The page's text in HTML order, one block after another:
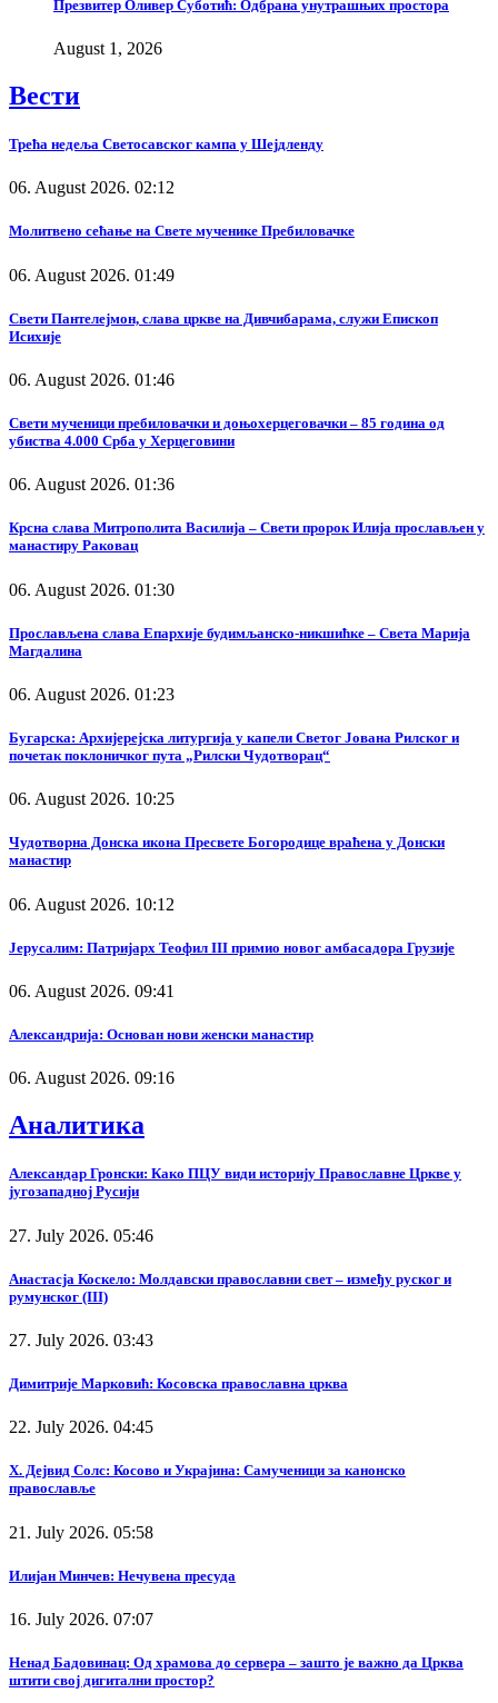
Презвитер Оливер Суботић: Одбрана унутрашњих простора
August 1, 2026
Вести
Трећа недеља Светосавског кампа у Шејдленду
06. August 2026. 02:12
Молитвено сећање на Свете мученике Пребиловачке
06. August 2026. 01:49
Свети Пантелејмон, слава цркве на Дивчибарама, служи Епископ
Исихије
06. August 2026. 01:46
Свети мученици пребиловачки и доњохерцеговачки – 85 година од
убиства 4.000 Срба у Херцеговини
06. August 2026. 01:36
Крсна слава Митрополита Василија – Свети пророк Илија прослављен у
манастиру Раковац
06. August 2026. 01:30
Прослављена слава Епархије будимљанско-никшићке – Света Марија
Магдалина
06. August 2026. 01:23
Бугарска: Архијерејска литургија у капели Светог Јована Рилског и
почетак поклоничког пута „Рилски Чудотворац“
06. August 2026. 10:25
Чудотворна Донска икона Пресвете Богородице враћена у Донски
манастир
06. August 2026. 10:12
Јерусалим: Патријарх Теофил III примио новог амбасадора Грузије
06. August 2026. 09:41
Александрија: Основан нови женски манастир
06. August 2026. 09:16
Аналитика
Александар Гронски: Како ПЦУ види историју Православне Цркве у
југозападној Русији
27. July 2026. 05:46
Анастасја Коскело: Молдавски православни свет – између руског и
румунског (III)
27. July 2026. 03:43
Димитрије Марковић: Косовска православна црква
22. July 2026. 04:45
Х. Дејвид Солс: Косово и Украјина: Самученици за канонско
православље
21. July 2026. 05:58
Илијан Минчев: Нечувена пресуда
16. July 2026. 07:07
Ненад Бадовинац: Од храмова до сервера – зашто је важно да Црква
штити свој дигитални простор?